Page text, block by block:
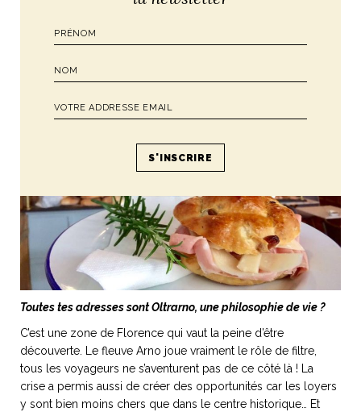
secteur.
Toutes tes adresses sont Oltrarno, une philosophie de vie ?
C’est une zone de Florence qui vaut la peine d’être
découverte. Le fleuve Arno joue vraiment le rôle de filtre,
tous les voyageurs ne s’aventurent pas de ce côté là ! La
crise a permis aussi de créer des opportunités car les loyers
y sont bien moins chers que dans le centre historique… Et